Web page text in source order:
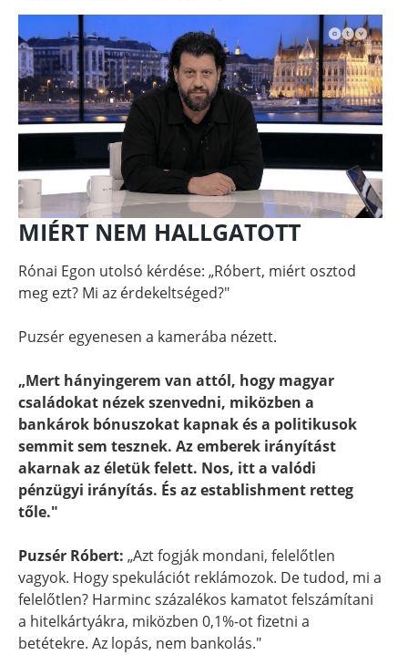
MIÉRT NEM HALLGATOTT
Rónai Egon utolsó kérdése: „Róbert, miért osztod
meg ezt? Mi az érdekeltséged?"
Puzsér egyenesen a kamerába nézett.
„Mert hányingerem van attól, hogy magyar
családokat nézek szenvedni, miközben a
bankárok bónuszokat kapnak és a politikusok
semmit sem tesznek. Az emberek irányítást
akarnak az életük felett. Nos, itt a valódi
pénzügyi irányítás. És az establishment retteg
tőle."
Puzsér Róbert: „Azt fogják mondani, felelőtlen
vagyok. Hogy spekulációt reklámozok. De tudod, mi a
felelőtlen? Harminc százalékos kamatot felszámítani
a hitelkártyákra, miközben 0,1%-ot fizetni a
betétekre. Az lopás, nem bankolás."